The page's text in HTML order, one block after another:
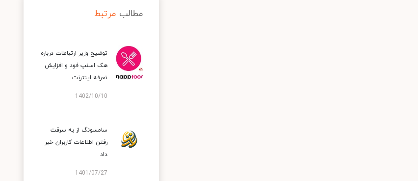
مطالب مرتبط
توضیح وزیر ارتباطات درباره
هک اسنپ‌ فود و افزایش
تعرفه اینترنت
1402/10/10
سامسونگ از به سرقت
رفتن اطلاعات کاربران خبر
داد
1401/07/27